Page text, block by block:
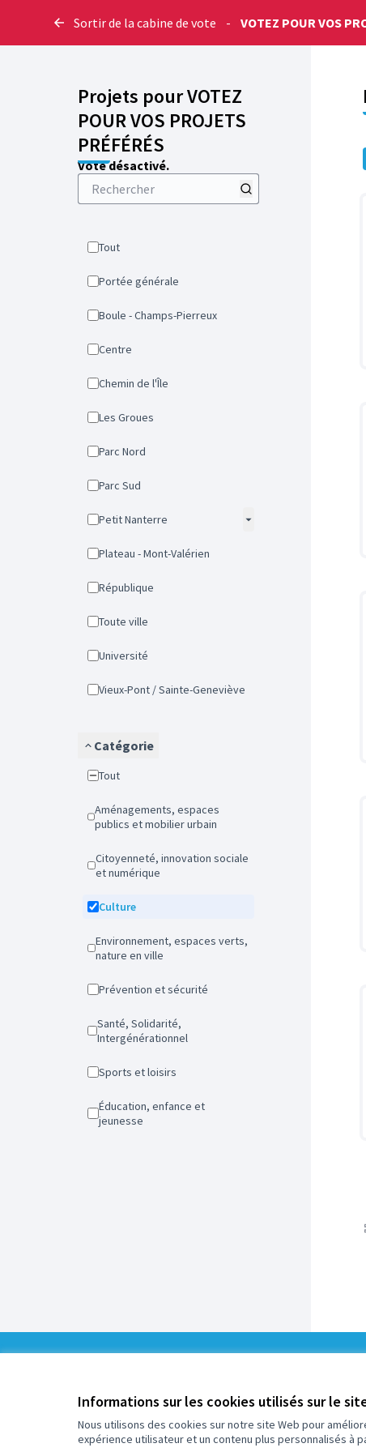
Informations sur les cookies utilisés sur le
Nous utilisons des cookies sur notre site Web pour
expérience utilisateur et un contenu plus personnalisés à
Sortir de la cabine de vote - VOTEZ POUR VOS
Projets pour VOTEZ
POUR VOS PROJETS
PRÉFÉRÉS
Vote désactivé.
Tout
Portée générale
Boule - Champs-Pierreux
Centre
Chemin de l'Île
Les Groues
Parc Nord
Parc Sud
Petit Nanterre
Plateau - Mont-Valérien
République
Toute ville
Université
Vieux-Pont / Sainte-Geneviève
Catégorie
Tout
Aménagements, espaces
publics et mobilier urbain
Citoyenneté, innovation sociale
et numérique
Culture
Environnement, espaces verts,
nature en ville
Prévention et sécurité
Santé, Solidarité,
Intergénérationnel
Sports et loisirs
Éducation, enfance et
jeunesse
Assigné